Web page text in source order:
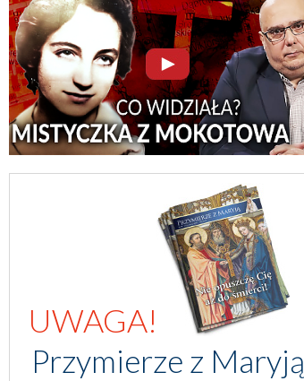
UWAGA!
Przymierze z Maryją